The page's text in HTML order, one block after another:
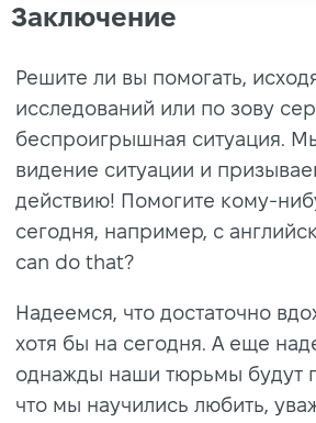
Заключение
Решите ли вы помогать,
исследований или по зову
беспроигрышная ситуация.
видение ситуации и
действию! Помогите кому-
сегодня, например, с
can do that?
Надеемся, что достаточно
хотя бы на сегодня. А еще
однажды наши тюрьмы будут
что мы научились любить,